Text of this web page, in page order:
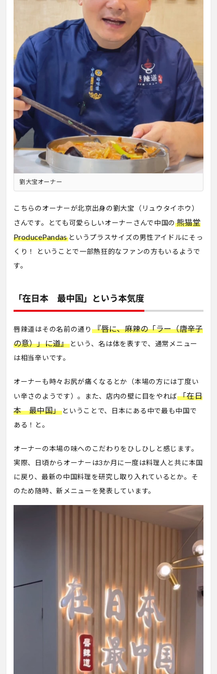
劉大宝オーナー
こちらのオーナーが北京出身の劉大宝（リュウタイホウ）
さんです。とても可愛らしいオーナーさんで中国の熊猫堂
ProducePandas というプラスサイズの男性アイドルにそっ
くり！ ということで一部熱狂的なファンの方もいるようで
す。
「在日本 最中国」という本気度
唇辣道はその名前の通り 『唇に、麻辣の「ラー（唐辛子
の意）」に道』 という、名は体を表すで、通常メニュー
は相当辛いです。
オーナーも時々お尻が痛くなるとか（本場の方には丁度い
い辛さのようです）。また、店内の壁に目をやれば「在日
本 最中国」 ということで、日本にある中で最も中国で
ある！と。
オーナーの本場の味へのこだわりをひしひしと感じます。
実際、日頃からオーナーは3か月に一度は料理人と共に本国
に戻り、最新の中国料理を研究し取り入れているとか。そ
のため随時、新メニューを発表しています。